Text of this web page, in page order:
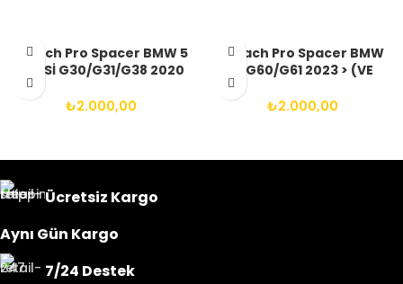
Aibach Pro Spacer BMW 5
SERİSİ G30/G31/G38 2020
> (VE SONRASI) 5X112 66.6
14X1.25 BIJON
₺2.000,00
Aibach Pro Spacer BMW
İ5 G60/G61 2023 > (VE
SONRASI) 5X112 66.6
14X1.25 BIJON
₺2.000,00
Ücretsiz Kargo
Aynı Gün Kargo
7/24 Destek